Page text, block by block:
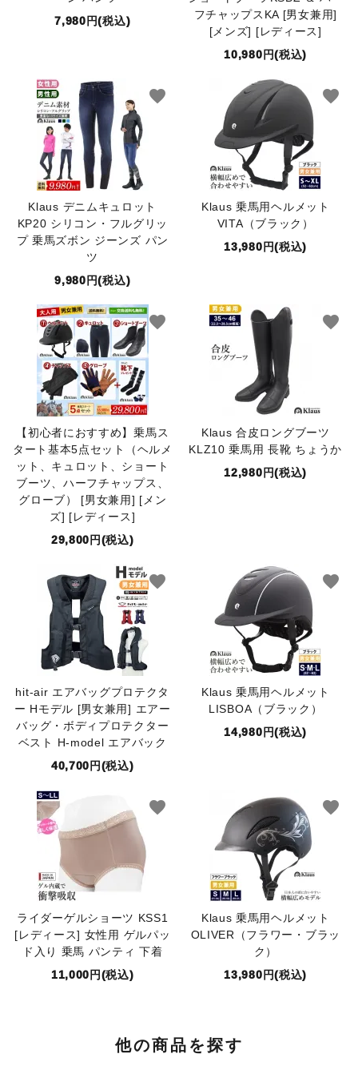
7,980円(税込)
フチャップスKA [男女兼用]
[メンズ] [レディース]
10,980円(税込)
Klaus デニムキュロット
KP20 シリコン・フルグリッ
プ 乗馬ズボン ジーンズ パン
ツ
9,980円(税込)
favorite
Klaus 乗馬用ヘルメット
VITA（ブラック）
13,980円(税込)
favorite
【初心者におすすめ】乗馬ス
タート基本5点セット（ヘルメ
ット、キュロット、ショート
ブーツ、ハーフチャップス、
グローブ） [男女兼用] [メン
ズ] [レディース]
29,800円(税込)
favorite
Klaus 合皮ロングブーツ
KLZ10 乗馬用 長靴 ちょうか
12,980円(税込)
favorite
hit-air エアバッグプロテクタ
ー Hモデル [男女兼用] エアー
バッグ・ボディプロテクター
ベスト H-model エアバック
40,700円(税込)
favorite
Klaus 乗馬用ヘルメット
LISBOA（ブラック）
14,980円(税込)
favorite
ライダーゲルショーツ KSS1
[レディース] 女性用 ゲルパッ
ド入り 乗馬 パンティ 下着
11,000円(税込)
favorite
Klaus 乗馬用ヘルメット
OLIVER（フラワー・ブラッ
ク）
13,980円(税込)
favorite
他の商品を探す